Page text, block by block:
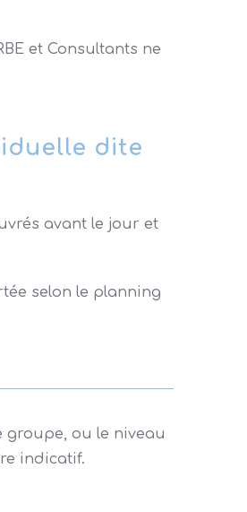
et Consultants ne
dite
avant le jour et
selon le planning
groupe, ou le niveau
indicatif.